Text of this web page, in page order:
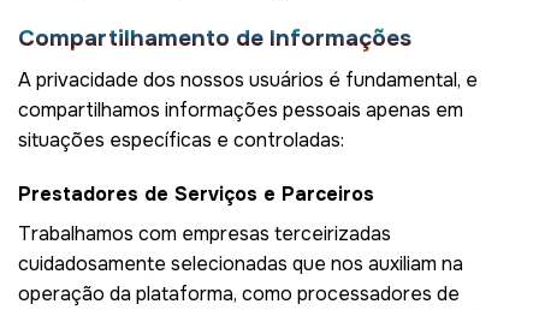
Compartilhamento de Informações
A privacidade dos nossos usuários é fundamental, e
compartilhamos informações pessoais apenas em
situações específicas e controladas:
Prestadores de Serviços e Parceiros
Trabalhamos com empresas terceirizadas
cuidadosamente selecionadas que nos auxiliam na
operação da plataforma, como processadores de